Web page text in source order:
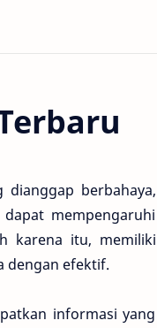
berbahaya,
mempengaruhi
karena itu, memiliki
dengan efektif.
informasi yang